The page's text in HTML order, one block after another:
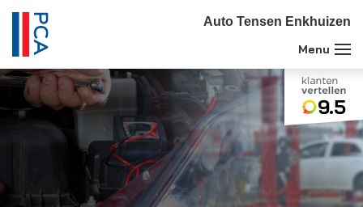
Auto Tensen Enkhuizen
9.5